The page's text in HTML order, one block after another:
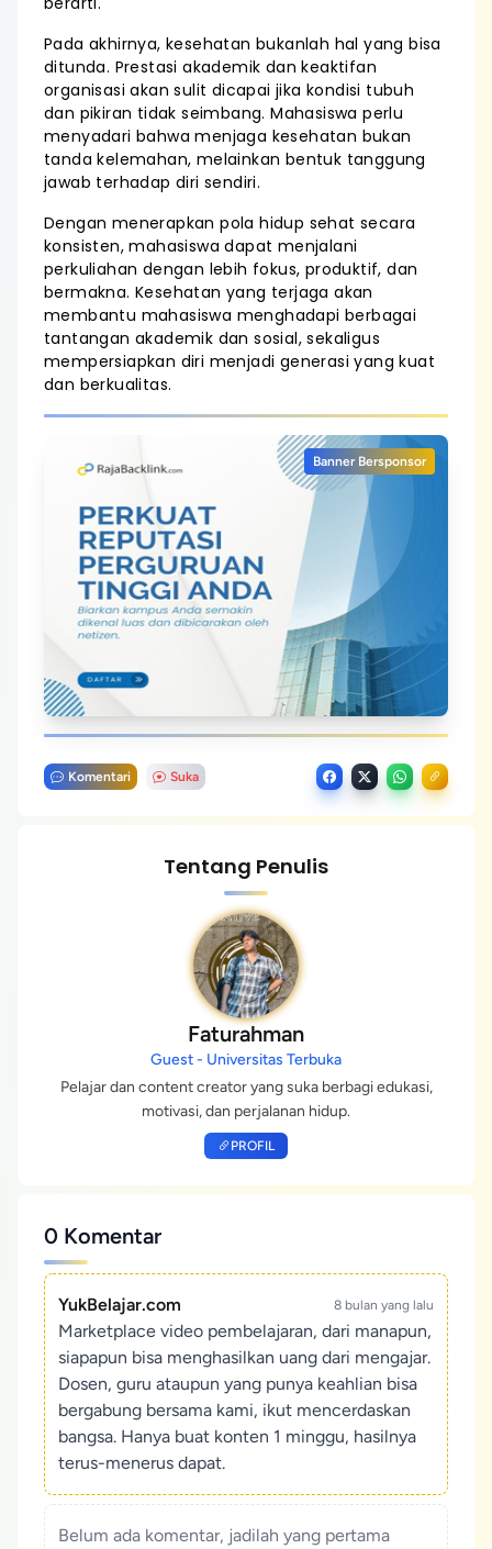
Pada akhirnya, kesehatan bukanlah hal yang bisa
ditunda. Prestasi akademik dan keaktifan
organisasi akan sulit dicapai jika kondisi tubuh
dan pikiran tidak seimbang. Mahasiswa perlu
menyadari bahwa menjaga kesehatan bukan
tanda kelemahan, melainkan bentuk tanggung
jawab terhadap diri sendiri.
Dengan menerapkan pola hidup sehat secara
konsisten, mahasiswa dapat menjalani
perkuliahan dengan lebih fokus, produktif, dan
bermakna. Kesehatan yang terjaga akan
membantu mahasiswa menghadapi berbagai
tantangan akademik dan sosial, sekaligus
mempersiapkan diri menjadi generasi yang kuat
dan berkualitas.
Banner Bersponsor
Komentari Suka
Tentang Penulis
Faturahman
Guest - Universitas Terbuka
Pelajar dan content creator yang suka berbagi edukasi,
motivasi, dan perjalanan hidup.
PROFIL
0 Komentar
YukBelajar.com 8 bulan yang lalu
Marketplace video pembelajaran, dari manapun,
siapapun bisa menghasilkan uang dari mengajar.
Dosen, guru ataupun yang punya keahlian bisa
bergabung bersama kami, ikut mencerdaskan
bangsa. Hanya buat konten 1 minggu, hasilnya
terus-menerus dapat.
Belum ada komentar, jadilah yang pertama